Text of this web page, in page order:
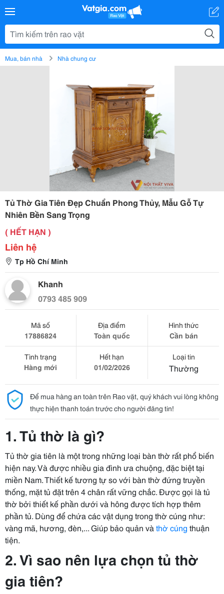
Mua, bán nhà Nhà chung cư
Tủ Thờ Gia Tiên Đẹp Chuẩn Phong Thủy, Mẫu Gỗ Tự
Nhiên Bền Sang Trọng
( HẾT HẠN )
Liên hệ
Tp Hồ Chí Minh
Khanh
0793 485 909
Mã số
17886824
Địa điểm
Toàn quốc
Hình thức
Cần bán
Tình trạng
Hàng mới
Hết hạn
01/02/2026
Loại tin
Thường
Để mua hàng an toàn trên Rao vặt, quý khách vui lòng không
thực hiện thanh toán trước cho người đăng tin!
1. Tủ thờ là gì?
Tủ thờ gia tiên là một trong những loại bàn thờ rất phổ biến
hiện nay. Và được nhiều gia đình ưa chuộng, đặc biệt tại
miền Nam. Thiết kế tương tự so với bàn thờ đứng truyền
thống, mặt tủ đặt trên 4 chân rất vững chắc. Được gọi là tủ
thờ bởi thiết kế phần dưới và hông được tích hợp thêm
phần tủ. Dùng để chứa các vật dụng trong thờ cúng như:
vàng mã, hương, đèn,... Giúp bảo quản và thờ cúng thuận
tiện.
2. Vì sao nên lựa chọn tủ thờ
gia tiên?